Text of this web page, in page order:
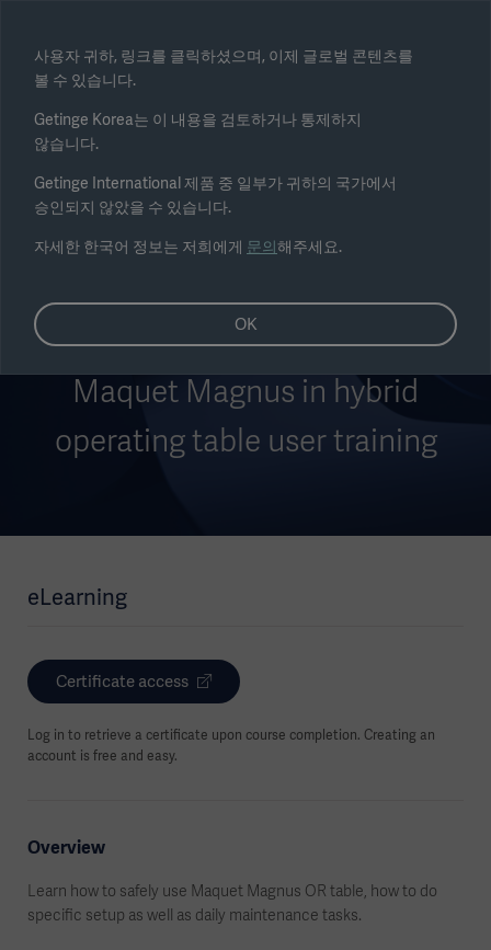
Maquet Magnus in hybrid
operating table user training
eLearning
Certificate access
Log in to retrieve a certificate upon course completion. Creating an
account is free and easy.
Overview
Learn how to safely use Maquet Magnus OR table, how to do
specific setup as well as daily maintenance tasks.
사용자 귀하, 링크를 클릭하셨으며, 이제 글로벌 콘텐츠를
볼 수 있습니다.
Getinge Korea는 이 내용을 검토하거나 통제하지
않습니다.
Getinge International 제품 중 일부가 귀하의 국가에서
승인되지 않았을 수 있습니다.
자세한 한국어 정보는 저희에게 문의해주세요.
OK